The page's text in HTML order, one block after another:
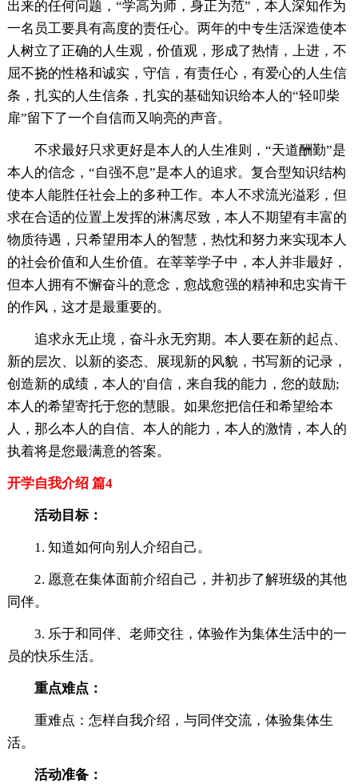
出来的任何问题，“学高为师，身正为范”，本人深知作为
一名员工要具有高度的责任心。两年的中专生活深造使本
人树立了正确的人生观，价值观，形成了热情，上进，不
屈不挠的性格和诚实，守信，有责任心，有爱心的人生信
条，扎实的人生信条，扎实的基础知识给本人的“轻叩柴
扉”留下了一个自信而又响亮的声音。
不求最好只求更好是本人的人生准则，“天道酬勤”是
本人的信念，“自强不息”是本人的追求。复合型知识结构
使本人能胜任社会上的多种工作。本人不求流光溢彩，但
求在合适的位置上发挥的淋漓尽致，本人不期望有丰富的
物质待遇，只希望用本人的智慧，热忱和努力来实现本人
的社会价值和人生价值。在莘莘学子中，本人并非最好，
但本人拥有不懈奋斗的意念，愈战愈强的精神和忠实肯干
的作风，这才是最重要的。
追求永无止境，奋斗永无穷期。本人要在新的起点、
新的层次、以新的姿态、展现新的风貌，书写新的记录，
创造新的成绩，本人的'自信，来自我的能力，您的鼓励;
本人的希望寄托于您的慧眼。如果您把信任和希望给本
人，那么本人的自信、本人的能力，本人的激情，本人的
执着将是您最满意的答案。
开学自我介绍 篇4
活动目标：
1. 知道如何向别人介绍自己。
2. 愿意在集体面前介绍自己，并初步了解班级的其他
同伴。
3. 乐于和同伴、老师交往，体验作为集体生活中的一
员的快乐生活。
重点难点：
重难点：怎样自我介绍，与同伴交流，体验集体生
活。
活动准备：